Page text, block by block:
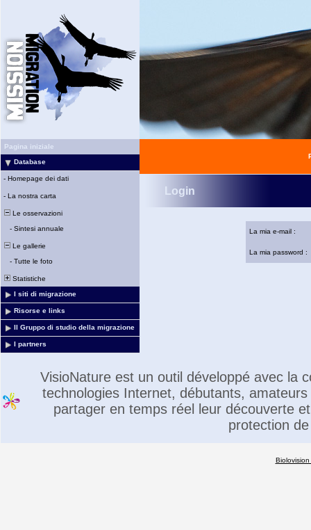
Pagina iniziale
Database
- Homepage dei dati
- La nostra carta
Le osservazioni
- Sintesi annuale
Le gallerie
- Tutte le foto
Statistiche
I siti di migrazione
Risorse e links
Il Gruppo di studio della migrazione
I partners
Login
La mia e-mail :
La mia password :
VisioNature est un outil développé avec la
technologies Internet, débutants,
partager en temps réel leur découverte
protection
Biolovision